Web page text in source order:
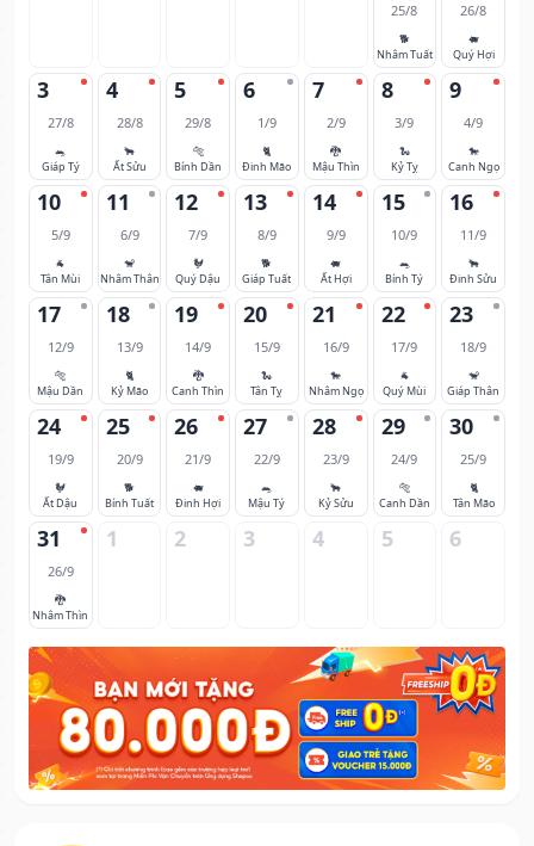
25/8
🐕
Nhâm Tuất
26/8
🐖
Quý Hợi
3
27/8
🐀
Giáp Tý
4
28/8
🐂
Ất Sửu
5
29/8
🐅
Bính Dần
6
1/9
🐈
Đinh Mão
7
2/9
🐉
Mậu Thìn
8
3/9
🐍
Kỷ Tỵ
9
4/9
🐎
Canh Ngọ
10
5/9
🐐
Tân Mùi
11
6/9
🐒
Nhâm Thân
12
7/9
🐓
Quý Dậu
13
8/9
🐕
Giáp Tuất
14
9/9
🐖
Ất Hợi
15
10/9
🐀
Bính Tý
16
11/9
🐂
Đinh Sửu
17
12/9
🐅
Mậu Dần
18
13/9
🐈
Kỷ Mão
19
14/9
🐉
Canh Thìn
20
15/9
🐍
Tân Tỵ
21
16/9
🐎
Nhâm Ngọ
22
17/9
🐐
Quý Mùi
23
18/9
🐒
Giáp Thân
24
19/9
🐓
Ất Dậu
25
20/9
🐕
Bính Tuất
26
21/9
🐖
Đinh Hợi
27
22/9
🐀
Mậu Tý
28
23/9
🐂
Kỷ Sửu
29
24/9
🐅
Canh Dần
30
25/9
🐈
Tân Mão
31
26/9
🐉
Nhâm Thìn
1 2 3 4 5 6